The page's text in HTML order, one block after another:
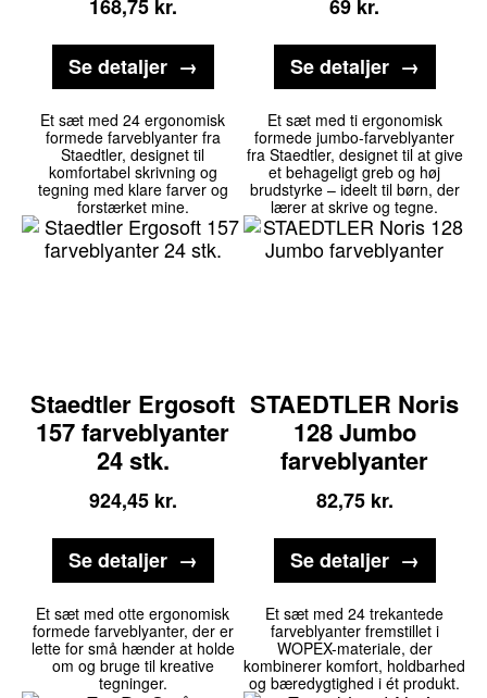
168,75 kr.
Se detaljer
69 kr.
Se detaljer
Staedtler Ergosoft
157 farveblyanter
24 stk.
Et sæt med 24 ergonomisk
formede farveblyanter fra
Staedtler, designet til
komfortabel skrivning og
tegning med klare farver og
forstærket mine.
924,45 kr.
Se detaljer
STAEDTLER Noris
128 Jumbo
farveblyanter
Et sæt med ti ergonomisk
formede jumbo-farveblyanter
fra Staedtler, designet til at give
et behageligt greb og høj
brudstyrke – ideelt til børn, der
lærer at skrive og tegne.
82,75 kr.
Se detaljer
Et sæt med otte ergonomisk
formede farveblyanter, der er
lette for små hænder at holde
om og bruge til kreative
tegninger.
Et sæt med 24 trekantede
farveblyanter fremstillet i
WOPEX-materiale, der
kombinerer komfort, holdbarhed
og bæredygtighed i ét produkt.